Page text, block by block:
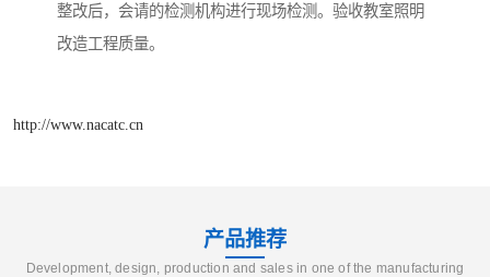
整改后，会请的检测机构进行现场检测。验收教室照明
改造工程质量。
http://www.nacatc.cn
产品推荐
Development, design, production and sales in one of the manufacturing